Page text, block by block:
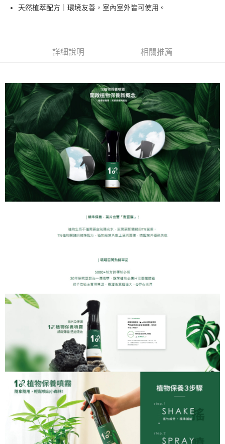
是否繳費成功／繳費後需取消欲退款等相關疑問，請聯繫「AFTEE先享後付
易，需依本服務之必要範圍內提供個人資料，並將交易相關給付款項請求債
３．未成年的使用者請事先徵得法定代理人或監護人之同意方可使用
「AFTEE先享後付」，若未經同意申辦者引起之損失，本公司不負相關責
任。
４．使用「AFTEE先享後付」時，將依據個別帳號之用戶狀況，依本公司即
時審查核予不同之上限額度；若仍有額度不足之情形，本公司將視審查結果
請求用戶進行身份認證。
５．嚴禁一人註冊多個帳號或使用他人資訊註冊。若發現惡意使用之情形，
恩沛科技股份有限公司將有權停止該用戶之使用額度並採取法律行動。
天然植萃配方｜環境友善，室內室外皆可使用。
詳細說明 相關推薦